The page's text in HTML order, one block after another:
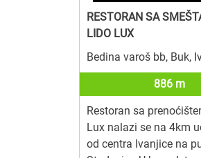
RESTORAN SA
LIDO LUX
Bedina varoš bb, Buk,
886 m
Restoran sa
Lux nalazi se na 4km
od centra Ivanjice na